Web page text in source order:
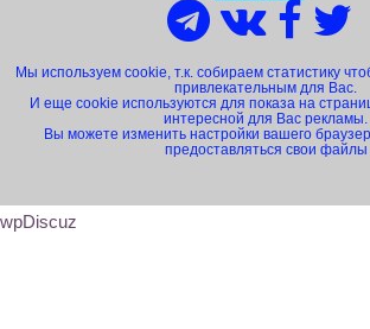
Мы используем cookie, т.к. собираем статистику
привлекательным для Вас.
И еще cookie используются для показа на
интересной для Вас рекламы.
Вы можете изменить настройки вашего
предоставляться свои файлы
wpDiscuz